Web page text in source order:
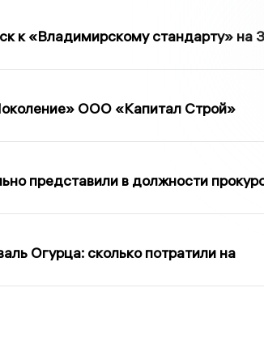
к «Владимирскому стандарту» на
ООО «Капитал Строй»
представили в должности
Огурца: сколько потратили на